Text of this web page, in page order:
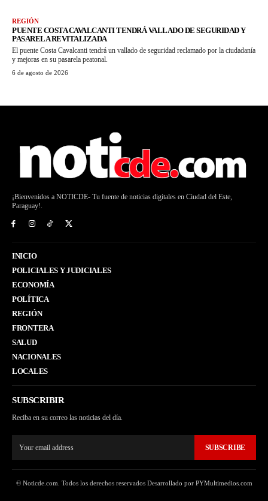
REGIÓN
PUENTE COSTA CAVALCANTI TENDRÁ VALLADO DE SEGURIDAD Y
PASARELA REVITALIZADA
El puente Costa Cavalcanti tendrá un vallado de seguridad reclamado por la ciudadanía
y mejoras en su pasarela peatonal.
6 de agosto de 2026
¡Bienvenidos a NOTICDE- Tu fuente de noticias digitales en Ciudad del Este,
Paraguay!.
INICIO
POLICIALES Y JUDICIALES
ECONOMÍA
POLÍTICA
REGIÓN
FRONTERA
SALUD
NACIONALES
LOCALES
SUBSCRIBIR
Reciba en su correo las noticias del día.
SUBSCRIBE
© Noticde.com. Todos los derechos reservados Desarrollado por PYMultimedios.com